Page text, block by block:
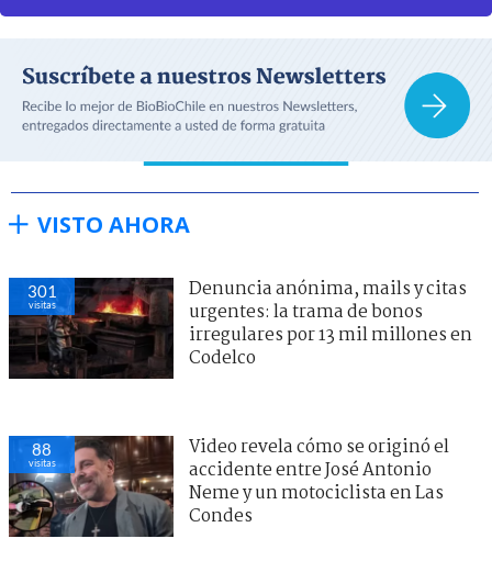
VISTO AHORA
301
visitas
Denuncia anónima, mails y citas
urgentes: la trama de bonos
irregulares por 13 mil millones en
Codelco
88
visitas
Video revela cómo se originó el
accidente entre José Antonio
Neme y un motociclista en Las
Condes